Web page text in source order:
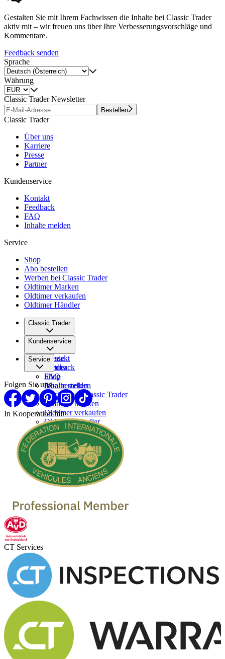
Gestalten Sie mit Ihrem Fachwissen die Inhalte bei Classic Trader
aktiv mit – wir freuen uns über Ihre Verbesserungsvorschläge und
Kommentare.
Feedback senden
Sprache
Währung
Classic Trader Newsletter
Bestellen
Classic Trader
Über uns
Karriere
Presse
Partner
Kundenservice
Kontakt
Feedback
FAQ
Inhalte melden
Service
Shop
Abo bestellen
Werben bei Classic Trader
Oldtimer Marken
Oldtimer verkaufen
Oldtimer Händler
Classic Trader
Über uns
Karriere
Presse
Partner
Kundenservice
Kontakt
Feedback
FAQ
Inhalte melden
Service
Shop
Abo bestellen
Werben bei Classic Trader
Oldtimer Marken
Oldtimer verkaufen
Oldtimer Händler
Folgen Sie uns
In Kooperation mit
CT Services